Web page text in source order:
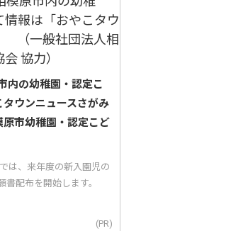
内の幼稚園・認定こ
ウンニュースさがみ
市幼稚園・認定こど
は、来年度の新入園児の
配布を開始します。
(PR)